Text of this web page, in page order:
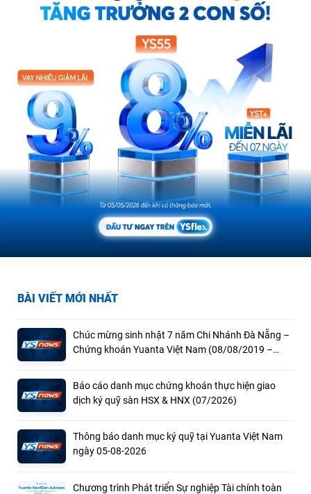
BÀI VIẾT MỚI NHẤT
Chúc mừng sinh nhật 7 năm Chi Nhánh Đà Nẵng –
Chứng khoán Yuanta Việt Nam (08/08/2019 –
Báo cáo danh mục chứng khoán thực hiện giao
dịch ký quỹ sàn HSX & HNX (07/2026)
Thông báo danh mục ký quỹ tại Yuanta Việt Nam
ngày 05-08-2026
Chương trình Phát triển Sự nghiệp Tài chính toàn